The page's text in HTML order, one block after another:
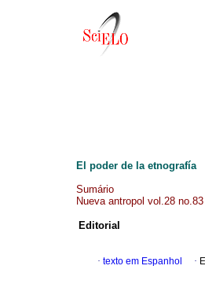
El poder de la etnografía
Sumário
Nueva antropol vol.28
Editorial
· texto em Espanhol ·